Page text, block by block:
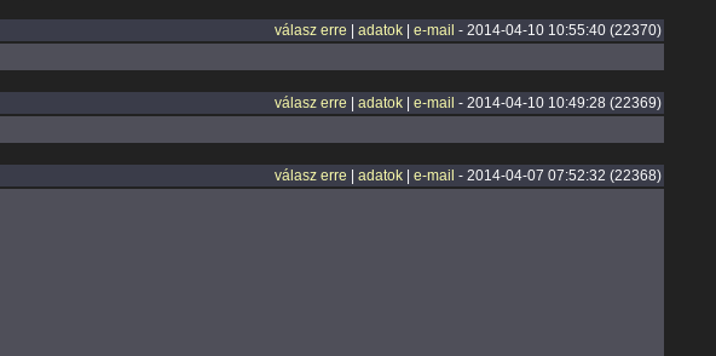
válasz erre adatok| e-mail - 2014-04-10 10:55:40 (22370)
válasz erre adatok| e-mail - 2014-04-10 10:49:28 (22369)
válasz erre adatok| e-mail - 2014-04-07 07:52:32 (22368)